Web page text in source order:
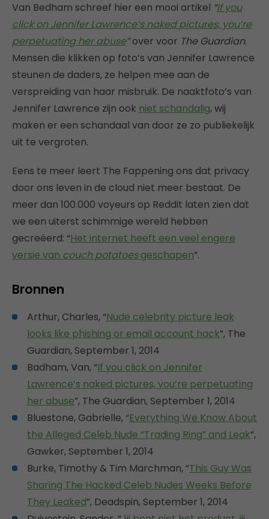
Van Bedham schreef hier een mooi artikel “If you
click on Jennifer Lawrence’s naked pictures, you’re
perpetuating her abuse”over voor The Guardian.
Mensen die klikken op foto’s van Jennifer Lawrence
steunen de daders, ze helpen mee aan de
verspreiding van haar misbruik. De naaktfoto’s van
Jennifer Lawrence zijn ook niet schandalig, wij
maken er een schandaal van door ze zo publiekelijk
uit te vergroten.
Eens te meer leert The Fappening ons dat privacy
door ons leven in de cloud niet meer bestaat. De
meer dan 100.000 voyeurs op Reddit laten zien dat
we een uiterst schimmige wereld hebben
gecreëerd: “Het internet heeft een veel engere
versie van couch potatoesgeschapen”.
Bronnen
Arthur, Charles, “Nude celebrity picture leak
looks like phishing or email account hack”, The
Guardian, September 1, 2014
Badham, Van, “If you click on Jennifer
Lawrence’s naked pictures, you’re perpetuating
her abuse”, The Guardian, September 1, 2014
Bluestone, Gabrielle, “Everything We Know About
the Alleged Celeb Nude “Trading Ring” and Leak”,
Gawker, September 1, 2014
Burke, Timothy & Tim Marchman, “This Guy Was
Sharing The Hacked Celeb Nudes Weeks Before
They Leaked”, Deadspin, September 1, 2014